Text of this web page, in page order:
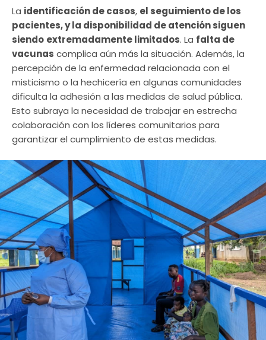
La identificación de casos, el seguimiento de los
pacientes, y la disponibilidad de atención siguen
siendo extremadamente limitados. La falta de
vacunas complica aún más la situación. Además, la
percepción de la enfermedad relacionada con el
misticismo o la hechicería en algunas comunidades
dificulta la adhesión a las medidas de salud pública.
Esto subraya la necesidad de trabajar en estrecha
colaboración con los líderes comunitarios para
garantizar el cumplimiento de estas medidas.